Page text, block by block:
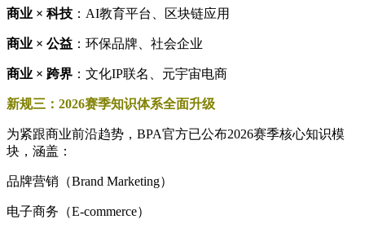
商业 × 科技 ：AI教育平台、区块链应用
商业 × 公益 ：环保品牌、社会企业
商业 × 跨界 ：文化IP联名、元宇宙电商
新规三：2026赛季知识体系全面升级
为紧跟商业前沿趋势，BPA官方已公布2026赛季核心知识模
块，涵盖：
品牌营销（Brand Marketing）
电子商务（E-commerce）